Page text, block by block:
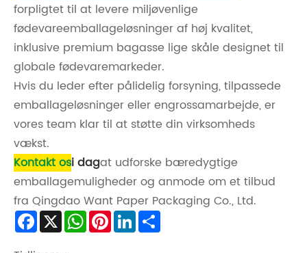
forpligtet til at levere miljøvenlige
fødevareemballageløsninger af høj kvalitet,
inklusive premium bagasse lige skåle designet til
globale fødevaremarkeder.
Hvis du leder efter pålidelig forsyning, tilpassede
emballageløsninger eller engrossamarbejde, er
vores team klar til at støtte din virksomheds
vækst.
Kontakt osi dagat udforske bæredygtige
emballagemuligheder og anmode om et tilbud
fra Qingdao Want Paper Packaging Co., Ltd.
Facebook
X WhatsApp
PinterestLinkedIn